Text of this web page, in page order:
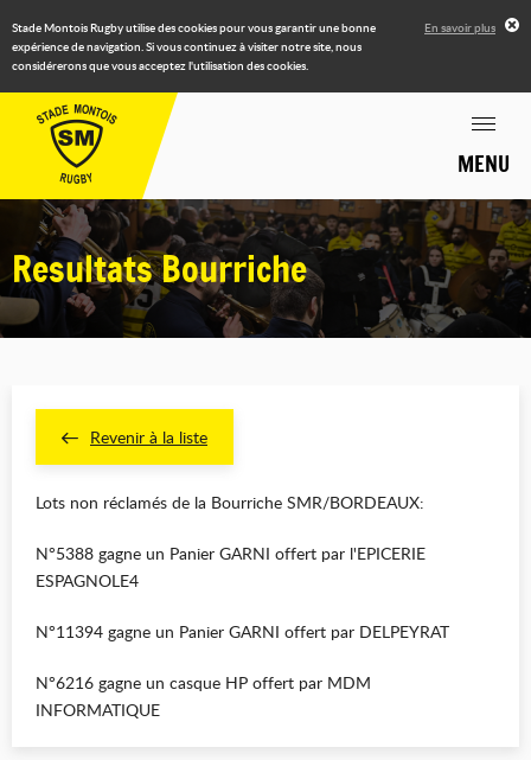
Stade Montois Rugby utilise des cookies pour vous garantir une bonne
expérience de navigation. Si vous continuez à visiter notre site, nous
considérerons que vous acceptez l'utilisation des cookies.
En savoir plus
MENU
Resultats Bourriche
Revenir à la liste
Lots non réclamés de la Bourriche SMR/BORDEAUX:
N°5388 gagne un Panier GARNI offert par l'EPICERIE
ESPAGNOLE4
N°11394 gagne un Panier GARNI offert par DELPEYRAT
N°6216 gagne un casque HP offert par MDM
INFORMATIQUE